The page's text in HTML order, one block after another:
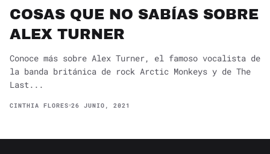
COSAS QUE NO SABÍAS SOBRE
ALEX TURNER
Conoce más sobre Alex Turner, el famoso vocalista de
la banda británica de rock Arctic Monkeys y de The
Last...
CINTHIA FLORES 26 JUNIO, 2021